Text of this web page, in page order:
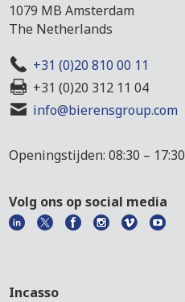
1079 MB Amsterdam
The Netherlands
+31 (0)20 810 00 11
+31 (0)20 312 11 04
info@bierensgroup.com
Openingstijden: 08:30 – 17:30
Volg ons op social media
Incasso